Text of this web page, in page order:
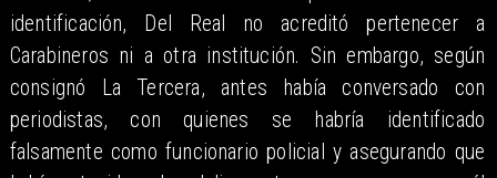
identificación, Del Real no acreditó pertenecer a
Carabineros ni a otra institución. Sin embargo, según
consignó La Tercera, antes había conversado con
periodistas, con quienes se habría identificado
falsamente como funcionario policial y asegurando que